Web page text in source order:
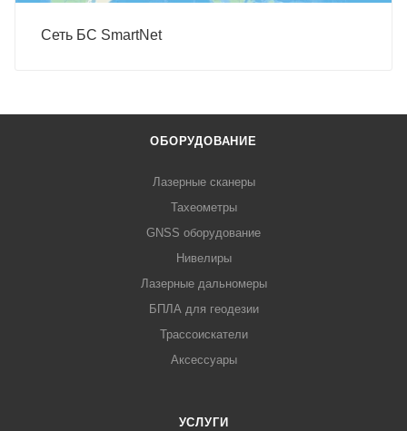
Сеть БС SmartNet
ОБОРУДОВАНИЕ
Лазерные сканеры
Тахеометры
GNSS оборудование
Нивелиры
Лазерные дальномеры
БПЛА для геодезии
Трассоискатели
Аксессуары
УСЛУГИ